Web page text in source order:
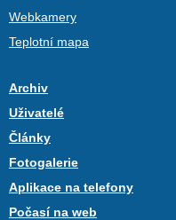
Webkamery
Teplotní mapa
Archiv
Uživatelé
Články
Fotogalerie
Aplikace na telefony
Počasí na web